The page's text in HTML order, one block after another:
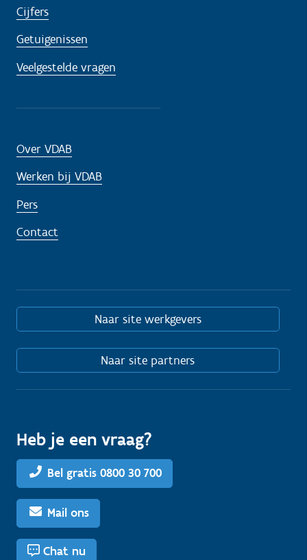
Cijfers
Getuigenissen
Veelgestelde vragen
Over VDAB
Werken bij VDAB
Pers
Contact
Naar site werkgevers
Naar site partners
Heb je een vraag?
Bel gratis 0800 30 700
Mail ons
Chat nu